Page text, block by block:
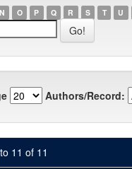
N O P Q R S T U
Authors/Record:
11 of 11